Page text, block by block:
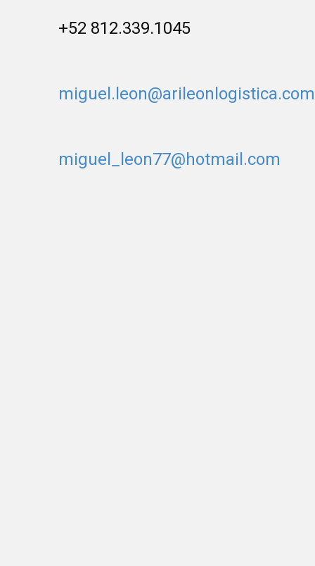
+52 812.339.1045
miguel.leon@arileonlogistica.com
miguel_leon77@hotmail.com